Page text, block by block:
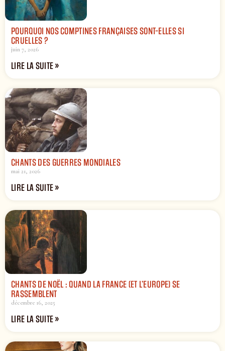
POURQUOI NOS COMPTINES FRANÇAISES SONT-ELLES SI
CRUELLES ?
juin 7, 2026
LIRE LA SUITE »
CHANTS DES GUERRES MONDIALES
mai 21, 2026
LIRE LA SUITE »
CHANTS DE NOËL : QUAND LA FRANCE (ET L’EUROPE) SE
RASSEMBLENT
décembre 16, 2025
LIRE LA SUITE »